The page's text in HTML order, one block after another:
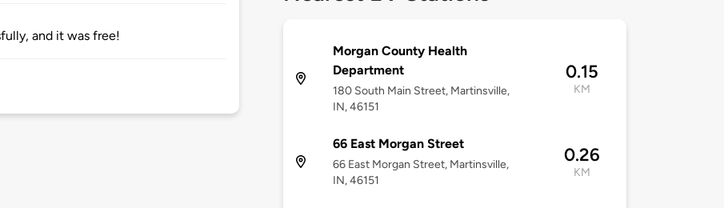
and it was free!
Morgan County Health
Department
180 South Main Street, Martinsville,
IN, 46151
0.15
KM
66 East Morgan Street
66 East Morgan Street, Martinsville,
IN, 46151
0.26
KM